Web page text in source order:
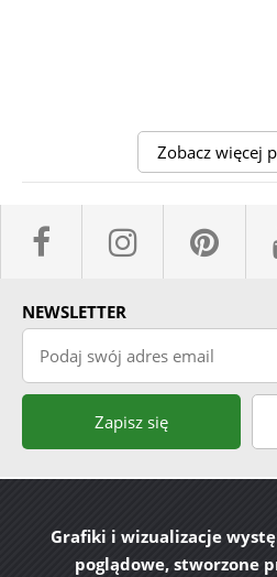
Zobacz więcej
facebook
NEWSLETTER
Podaj swój adres email
Zapisz się
Grafiki i wizualizacje
poglądowe, stworzone